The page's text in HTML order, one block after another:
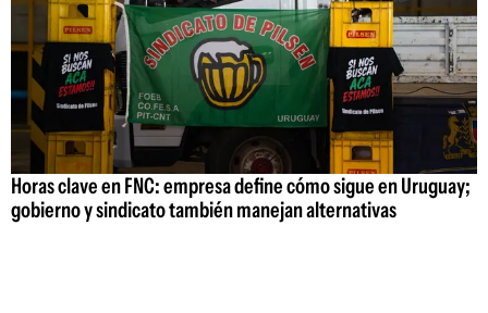
Horas clave en FNC: empresa define cómo sigue en Uruguay;
gobierno y sindicato también manejan alternativas